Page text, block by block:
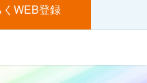
くWEB登録